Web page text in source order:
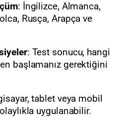
: İngilizce, Almanca,
Rusça, Arapça ve
: Test sonucu, hangi
başlamanız gerektiğini
tablet veya mobil
uygulanabilir.